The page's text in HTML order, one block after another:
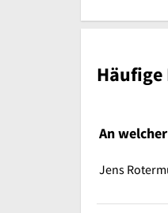
Häufige
An
Jens